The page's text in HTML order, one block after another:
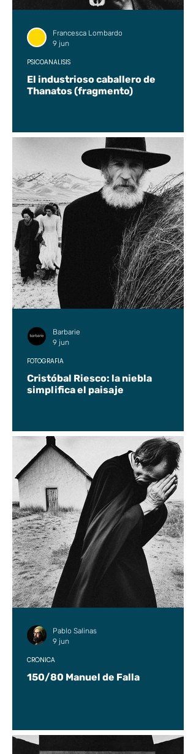
El industrioso caballero de
Thanatos (fragmento)
PSICOANÁLISIS
Francesca Lombardo
9 jun
Cristóbal Riesco: la niebla
simplifica el paisaje
FOTOGRAFÍA
Barbarie
9 jun
150/80 Manuel de Falla
CRÓNICA
Pablo Salinas
9 jun